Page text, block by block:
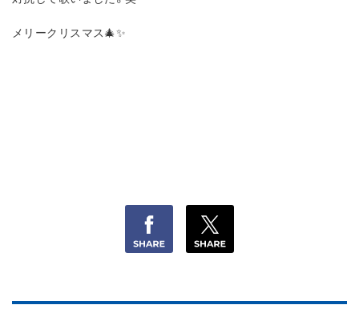
メリークリスマス🎄✨